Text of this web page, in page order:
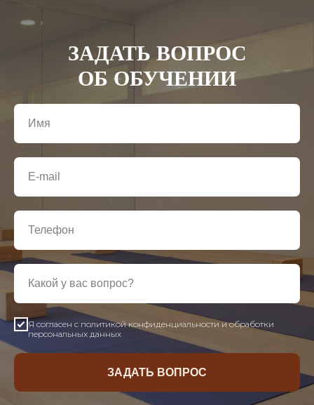
ЗАДАТЬ ВОПРОС
ОБ ОБУЧЕНИИ
Я согласен с политикой конфиденциальности и обработки
персональных данных
ЗАДАТЬ ВОПРОС